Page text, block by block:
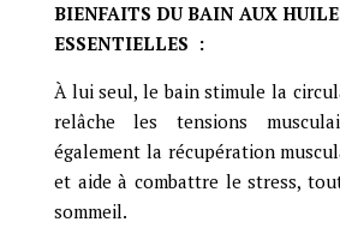
BIENFAITS DU BAIN AUX
ESSENTIELLES :
À lui seul, le bain stimule la
relâche les tensions
également la récupération
et aide à combattre le stress,
sommeil.